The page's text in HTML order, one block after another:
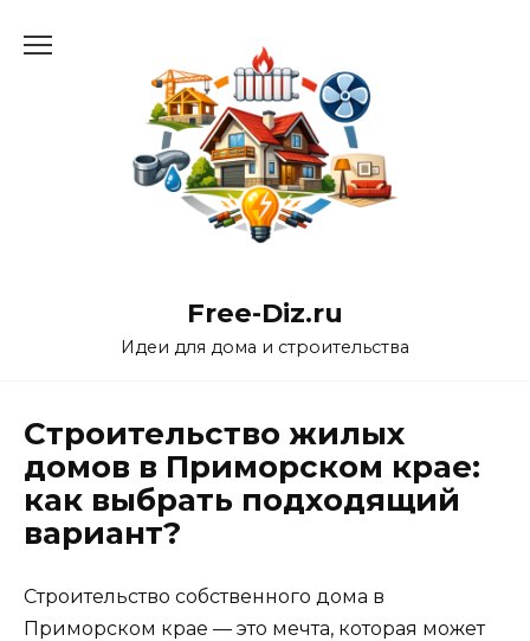
Free-Diz.ru
Идеи для дома и строительства
Строительство жилых
домов в Приморском крае:
как выбрать подходящий
вариант?
Строительство собственного дома в
Приморском крае — это мечта, которая может